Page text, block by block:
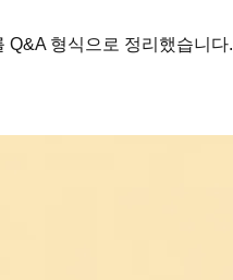
Q&A 형식으로 정리했습니다.